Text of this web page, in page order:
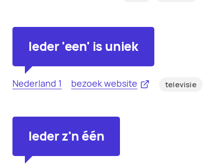
Ieder 'een' is uniek
Nederland 1 bezoek website televisie
Ieder z'n één